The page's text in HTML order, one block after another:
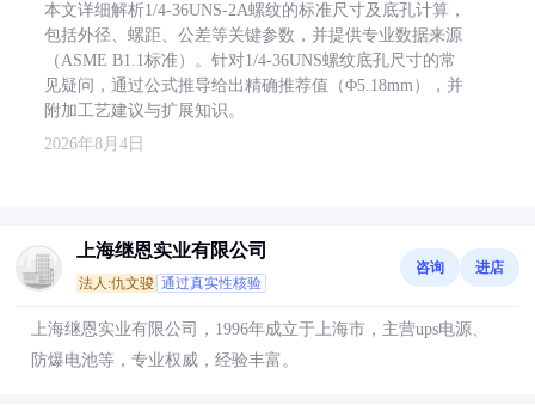
本文详细解析1/4-36UNS-2A螺纹的标准尺寸及底孔计算，
包括外径、螺距、公差等关键参数，并提供专业数据来源
（ASME B1.1标准）。针对1/4-36UNS螺纹底孔尺寸的常
见疑问，通过公式推导给出精确推荐值（Φ5.18mm），并
附加工艺建议与扩展知识。
2026年8月4日
上海继恩实业有限公司
法人:仇文骏 通过真实性核验
咨询 进店
上海继恩实业有限公司，1996年成立于上海市，主营ups电源、
防爆电池等，专业权威，经验丰富。